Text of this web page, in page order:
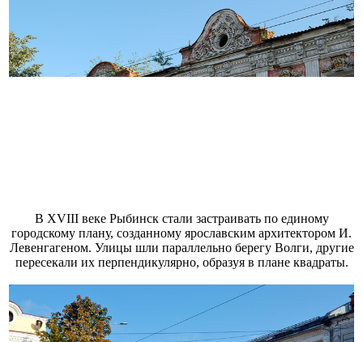
В XVIII веке Рыбинск стали застраивать по единому
городскому плану, созданному ярославским архитектором И.
Левенгагеном. Улицы шли параллельно берегу Волги, другие
пересекали их перпендикулярно, образуя в плане квадраты.